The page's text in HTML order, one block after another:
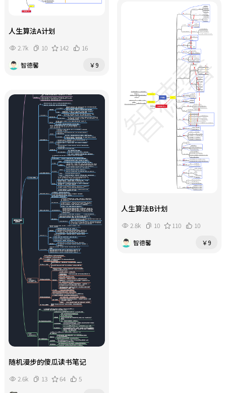
人生算法A计划
2.7k 10 142
16
智德馨
￥9
人生算法B计划
2.8k 10 110
10
智德馨
￥9
随机漫步的傻瓜读书笔记
2.6k 13 64
5